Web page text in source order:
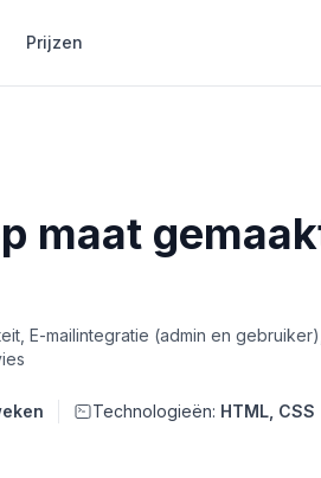
Prijzen
maat
E-mailintegratie (admin en
Technologieën: HTML, CSS